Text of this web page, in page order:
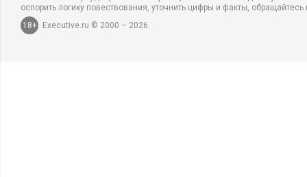
оспорить логику повествования, уточнить цифры и факты,
18+
Executive.ru © 2000 – 2026.